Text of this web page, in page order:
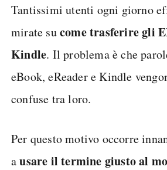
Tantissimi utenti ogni giorno
mirate sucome trasferire gli
Kindle. Il problema è che
eBook, eReader e Kindle
confuse tra loro.
Per questo motivo occorre
ausare il termine giusto al